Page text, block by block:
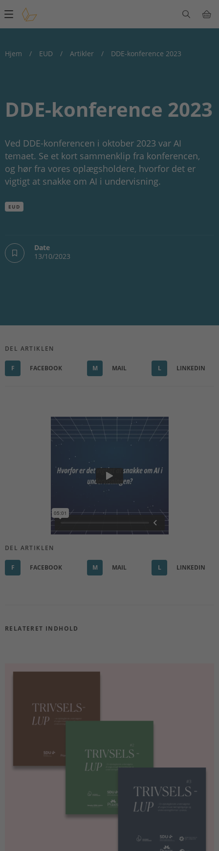
Main
navigation
Hjem / EUD / Artikler / DDE-konference 2023
DDE-konference 2023
EUD
Ved DDE-konferencen i oktober 2023 var AI
temaet. Se et kort sammenklip fra konferencen,
og hør fra vores oplægsholdere, hvorfor det er
vigtigt at snakke om AI i undervisning.
Date
13/10/2023
DEL ARTIKLEN
F FACEBOOK M MAIL L LINKEDIN
DEL ARTIKLEN
F FACEBOOK M MAIL L LINKEDIN
RELATERET INDHOLD